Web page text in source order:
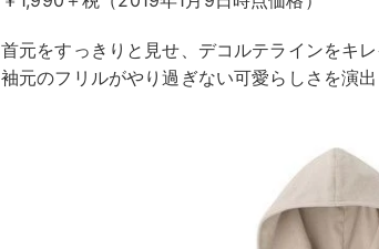
首元をすっきりと見せ、デコルテラインをキ
袖元のフリルがやり過ぎない可愛らしさを演